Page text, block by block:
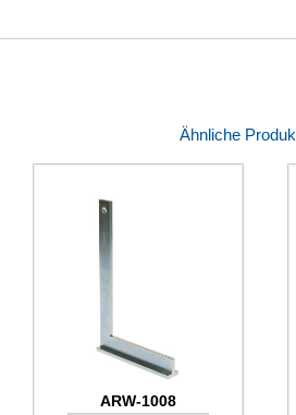
Ähnliche
ARW-1008